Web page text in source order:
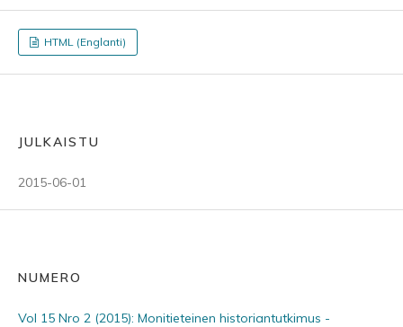
HTML (Englanti)
JULKAISTU
2015-06-01
NUMERO
Vol 15 Nro 2 (2015): Monitieteinen historiantutkimus -